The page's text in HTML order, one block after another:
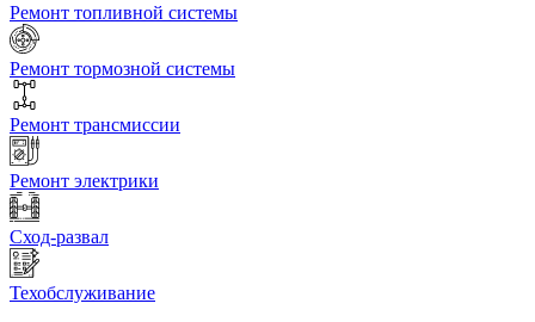
Ремонт топливной системы
Ремонт тормозной системы
Ремонт трансмиссии
Ремонт электрики
Сход-развал
Техобслуживание